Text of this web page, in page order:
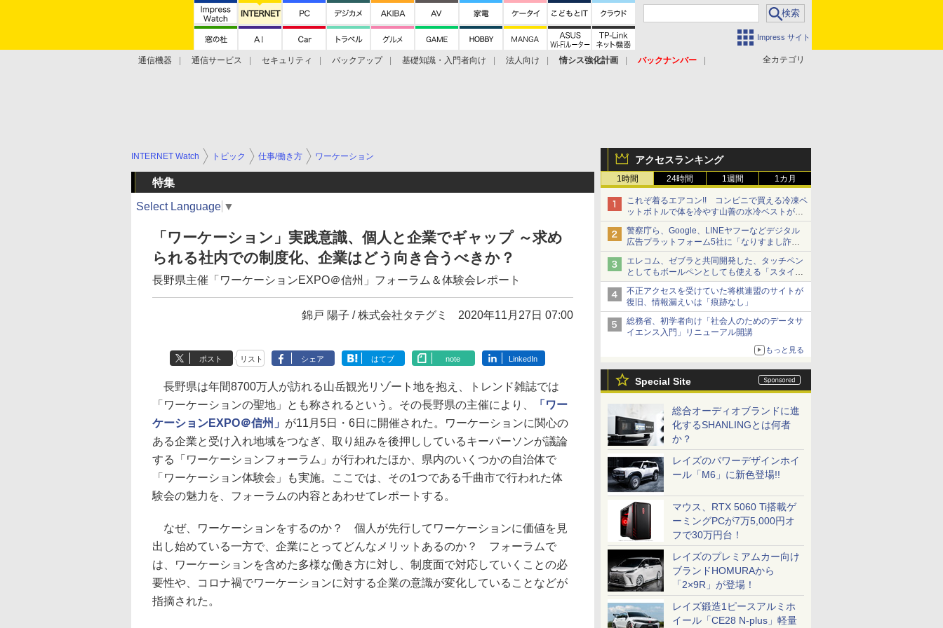
Impress サイト
全カテゴリ
通信機器 通信サービス セキュリティ バックアップ 基礎知識・入門者向け 法人向け 情シス強化計画
バックナンバー
アクセスランキング
1時間 24時間 1週間 1カ月
これぞ着るエアコン!! コンビニで買える冷凍ペ
ットボトルで体を冷やす山善の水冷ベストがロ
ードバイクにちょうどいい【ぼっち・ざ・ろー
ど！その14】【空いた時間でなにしてる？】
警察庁ら、Google、LINEヤフーなどデジタル
広告プラットフォーム5社に「なりすまし詐欺
広告」対策強化を要請 著名人の写真や映像を
使った投資詐欺などへの対策として
エレコム、ゼブラと共同開発した、タッチペン
としてもボールペンとしても使える「スタイラ
スツーウェイ」発売 iPadにも紙にも、持ち替
えずに書き込める
不正アクセスを受けていた将棋連盟のサイトが
復旧、情報漏えいは「痕跡なし」
総務省、初学者向け「社会人のためのデータサ
イエンス入門」リニューアル開講
もっと見る
Special Site
総合オーディオブランドに進
化するSHANLINGとは何者
か？
レイズのパワーデザインホイ
ール「M6」に新色登場!!
マウス、RTX 5060 Ti搭載ゲ
ーミングPCが7万5,000円オ
フで30万円台！
レイズのプレミアムカー向け
ブランドHOMURAから
「2×9R」が登場！
レイズ鍛造1ピースアルミホ
イール「CE28 N-plus」軽量
INTERNET Watch トピック 仕事/働き方 ワーケーション
特集
Select Language ▼
「ワーケーション」実践意識、個人と企業でギャップ ～求め
られる社内での制度化、企業はどう向き合うべきか？
長野県主催「ワーケーションEXPO＠信州」フォーラム＆体験会レポート
錦戸 陽子 / 株式会社タテグミ 2020年11月27日 07:00
ポスト リスト シェア はてブ note LinkedIn
長野県は年間8700万人が訪れる山岳観光リゾート地を抱え、トレンド雑誌では
「ワーケーションの聖地」とも称されるという。その長野県の主催により、
「ワー
ケーションEXPO＠信州」 が11月5日・6日に開催された。ワーケーションに関心の
ある企業と受け入れ地域をつなぎ、取り組みを後押ししているキーパーソンが議論
する「ワーケーションフォーラム」が行われたほか、県内のいくつかの自治体で
「ワーケーション体験会」も実施。ここでは、その1つである千曲市で行われた体
験会の魅力を、フォーラムの内容とあわせてレポートする。
なぜ、ワーケーションをするのか？ 個人が先行してワーケーションに価値を見
出し始めている一方で、企業にとってどんなメリットあるのか？ フォーラムで
は、ワーケーションを含めた多様な働き方に対し、制度面で対応していくことの必
要性や、コロナ禍でワーケーションに対する企業の意識が変化していることなどが
指摘された。